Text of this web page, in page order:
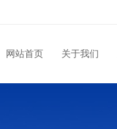
网站首页 关于我们